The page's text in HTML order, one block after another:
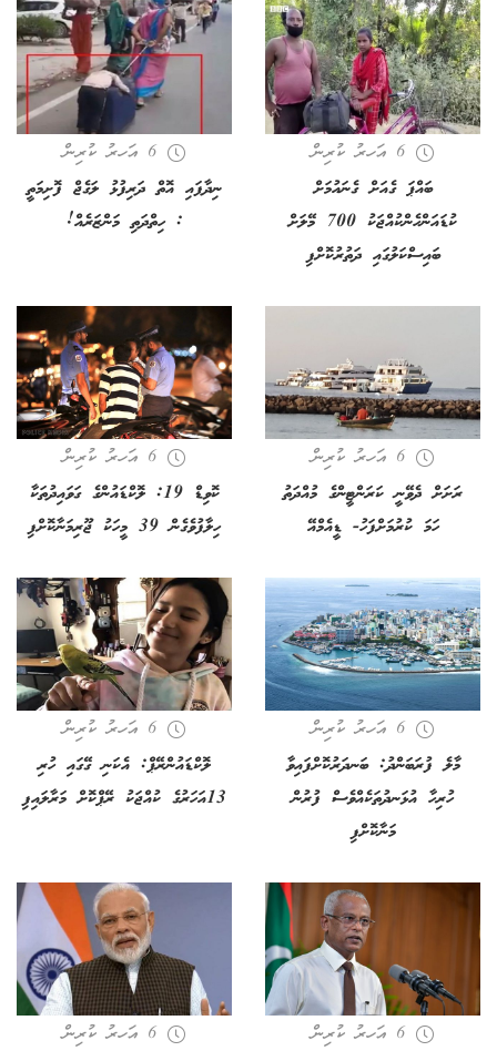
6 އަހރު ކުރިން
ބައްޕަ ގެއަށް ގެނައުމަށް
ކުޑައަންހެންކުއްޖަކު 700 މޭލަށް
ބައިސްކަލުގައި ދަތުރުކޮށްފި
6 އަހރު ކުރިން
ނިދާފައި އޮތް ދަރިފުޅު ލަގެޖް ފޮށިމަތީ
: ހިތްދަތި މަންޒަރެއް!
6 އަހރު ކުރިން
ރަށަށް ދެވޭނީ ކަރަންޓީންގެ މުއްދަތު
ހަމަ ކުރުމަށްފަހު- ޑީއެމްއޭ
6 އަހރު ކުރިން
ކޮވިޑް 19: ލޮކްޑައުންގެ ގަވައިދުތަކާ
ހިލާފުވެގެން 39 މީހަކު ޖޫރިމަނާކޮށްފި
6 އަހރު ކުރިން
މާލެ ފުރަބަންދު: ބަނދަރުކޮށްފައިވާ
ހުރިހާ އުޅަނދުތަކެއްވެސް ފުރުން
މަނާކޮށްފި
6 އަހރު ކުރިން
ލޮކްޑައުންރޭޕް: އެކަނި ގޭގައި ހުރި
13އަހަރުގެ ކުއްޖަކު ރޭޕްކޮށް މަރާލައިފި
6 އަހރު ކުރިން 6 އަހރު ކުރިން